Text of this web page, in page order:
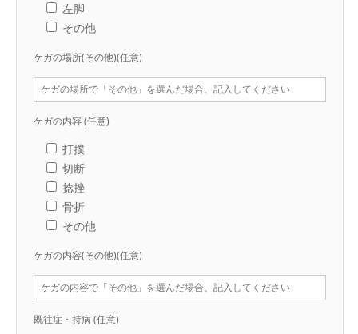
左脚
その他
ケガの場所(その他)(任意)
ケガの内容 (任意)
打撲
切断
捻挫
骨折
その他
ケガの内容(その他)(任意)
既往症・持病(任意)